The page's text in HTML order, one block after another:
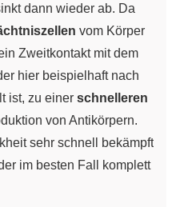
dann wieder ab. Da
vom Körper
Zweitkontakt mit dem
hier beispielhaft nach
ist, zu einer schnelleren
von Antikörpern.
sehr schnell bekämpft
im besten Fall komplett